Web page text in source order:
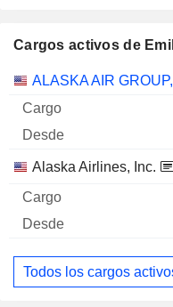
Cargos activos de
Empresas Cargo Inicio
ALASKA AIR
Alaska Airlines, Inc.
Todos los cargos